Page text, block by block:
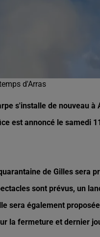
d'Arras
s'installe de nouveau
est annoncé le samedi
de Gilles sera
sont prévus, un
sera également
la fermeture et dernier